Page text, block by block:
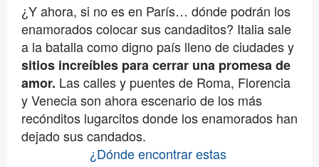
¿Y ahora, si no es en París… dónde podrán los
enamorados colocar sus candaditos? Italia sale
a la batalla como digno país lleno de ciudades y
sitios increíbles para cerrar una promesa de
amor. Las calles y puentes de Roma, Florencia
y Venecia son ahora escenario de los más
recónditos lugarcitos donde los enamorados han
dejado sus candados.
¿Dónde encontrar estas